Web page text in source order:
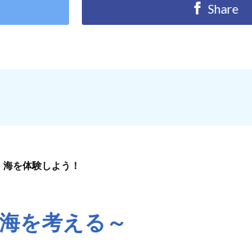
Share
海を体験しよう！
を考える～